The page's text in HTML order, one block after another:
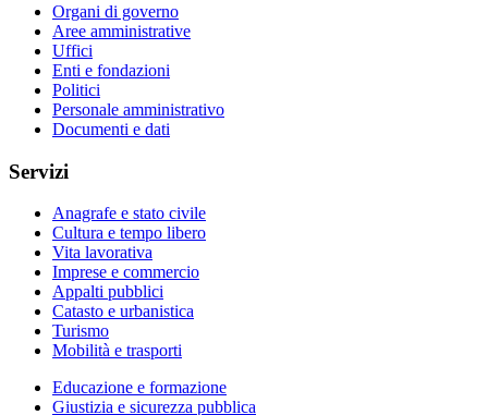
Organi di governo
Aree amministrative
Uffici
Enti e fondazioni
Politici
Personale amministrativo
Documenti e dati
Servizi
Anagrafe e stato civile
Cultura e tempo libero
Vita lavorativa
Imprese e commercio
Appalti pubblici
Catasto e urbanistica
Turismo
Mobilità e trasporti
Educazione e formazione
Giustizia e sicurezza pubblica